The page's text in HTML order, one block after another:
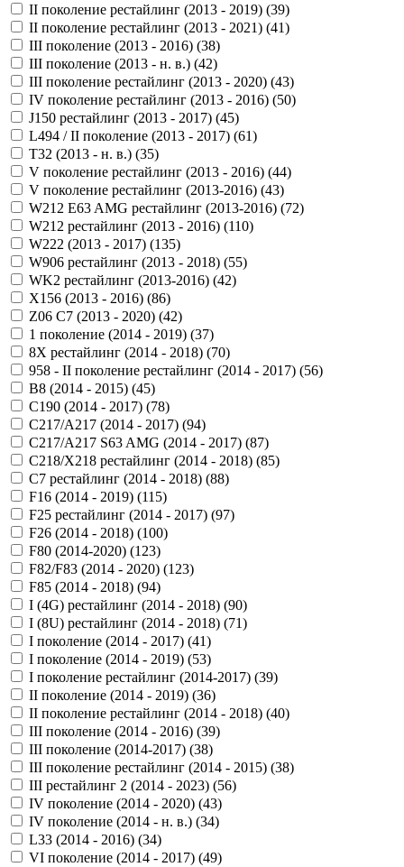
II поколение рестайлинг (2013 - 2019) (39)
II поколение рестайлинг (2013 - 2021) (41)
III поколение (2013 - 2016) (38)
III поколение (2013 - н. в.) (42)
III поколение рестайлинг (2013 - 2020) (43)
IV поколение рестайлинг (2013 - 2016) (50)
J150 рестайлинг (2013 - 2017) (45)
L494 / II поколение (2013 - 2017) (61)
T32 (2013 - н. в.) (35)
V поколение рестайлинг (2013 - 2016) (44)
V поколение рестайлинг (2013-2016) (43)
W212 E63 AMG рестайлинг (2013-2016) (72)
W212 рестайлинг (2013 - 2016) (110)
W222 (2013 - 2017) (135)
W906 рестайлинг (2013 - 2018) (55)
WK2 рестайлинг (2013-2016) (42)
X156 (2013 - 2016) (86)
Z06 C7 (2013 - 2020) (42)
1 поколение (2014 - 2019) (37)
8X рестайлинг (2014 - 2018) (70)
958 - II поколение рестайлинг (2014 - 2017) (56)
B8 (2014 - 2015) (45)
C190 (2014 - 2017) (78)
C217/A217 (2014 - 2017) (94)
C217/A217 S63 AMG (2014 - 2017) (87)
C218/X218 рестайлинг (2014 - 2018) (85)
C7 рестайлинг (2014 - 2018) (88)
F16 (2014 - 2019) (115)
F25 рестайлинг (2014 - 2017) (97)
F26 (2014 - 2018) (100)
F80 (2014-2020) (123)
F82/F83 (2014 - 2020) (123)
F85 (2014 - 2018) (94)
I (4G) рестайлинг (2014 - 2018) (90)
I (8U) рестайлинг (2014 - 2018) (71)
I поколение (2014 - 2017) (41)
I поколение (2014 - 2019) (53)
I поколение рестайлинг (2014-2017) (39)
II поколение (2014 - 2019) (36)
II поколение рестайлинг (2014 - 2018) (40)
III поколение (2014 - 2016) (39)
III поколение (2014-2017) (38)
III поколение рестайлинг (2014 - 2015) (38)
III рестайлинг 2 (2014 - 2023) (56)
IV поколение (2014 - 2020) (43)
IV поколение (2014 - н. в.) (34)
L33 (2014 - 2016) (34)
VI поколение (2014 - 2017) (49)